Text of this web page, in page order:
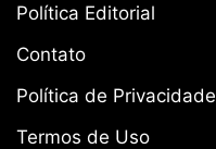
Política Editorial
Contato
Política de Privacidade
Termos de Uso